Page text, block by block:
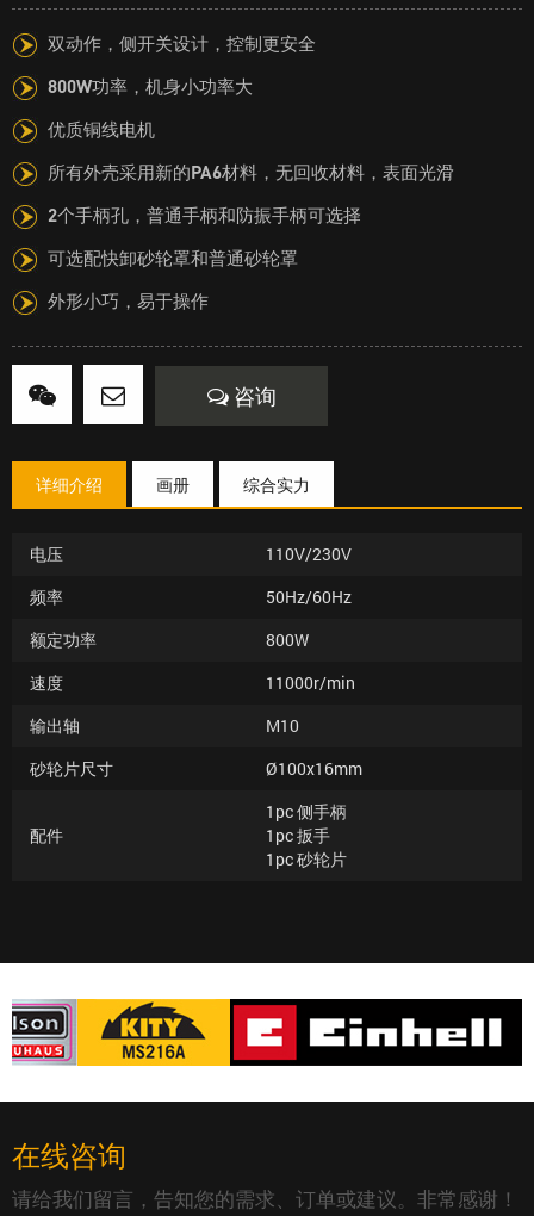
双动作，侧开关设计，控制更安全
800W功率，机身小功率大
优质铜线电机
所有外壳采用新的PA6材料，无回收材料，表面光滑
2个手柄孔，普通手柄和防振手柄可选择
可选配快卸砂轮罩和普通砂轮罩
外形小巧，易于操作
咨询
详细介绍 画册 综合实力
电压
110V/230V
频率
50Hz/60Hz
额定功率
800W
速度
11000r/min
输出轴
M10
砂轮片尺寸
Ø100x16mm
配件
1pc 侧手柄
1pc 扳手
1pc 砂轮片
在线咨询
请给我们留言，告知您的需求、订单或建议。非常感谢！